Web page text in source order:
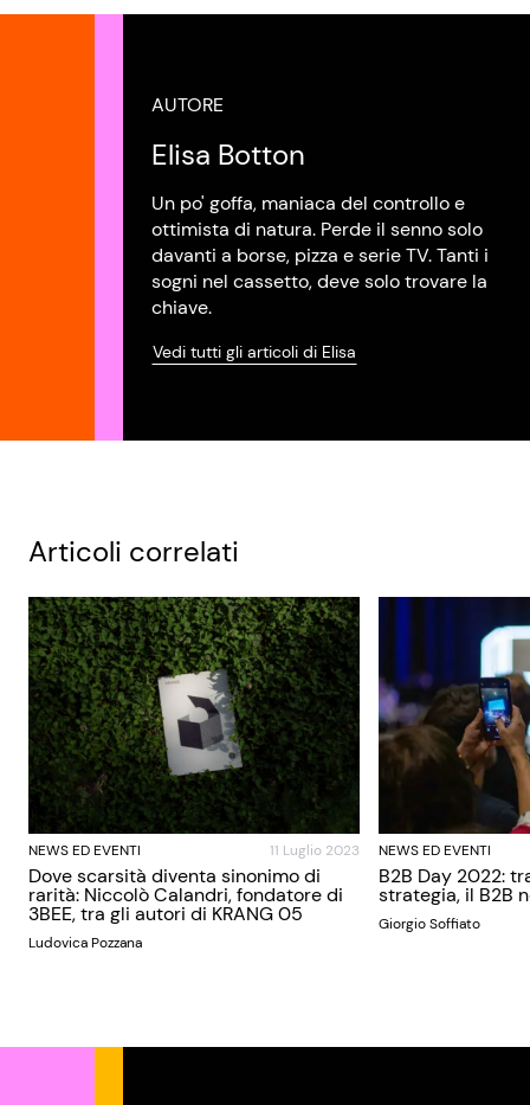
AUTORE
Elisa Botton
Un po' goffa, maniaca del controllo e
ottimista di natura. Perde il senno solo
davanti a borse, pizza e serie TV. Tanti i
sogni nel cassetto, deve solo trovare la
chiave.
Vedi tutti gli articoli di Elisa
Articoli correlati
NEWS ED EVENTI 11 Luglio 2023
Dove scarsità diventa sinonimo di
rarità: Niccolò Calandri, fondatore di
3BEE, tra gli autori di KRANG 05
Ludovica Pozzana
NEWS ED EVENTI
B2B Day 2022:
strategia, il B2B
Giorgio Soffiato